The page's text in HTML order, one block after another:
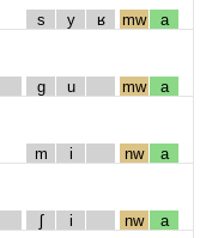
s y ʁ mw a
g u mw a
m i nw a
ʃ i nw a